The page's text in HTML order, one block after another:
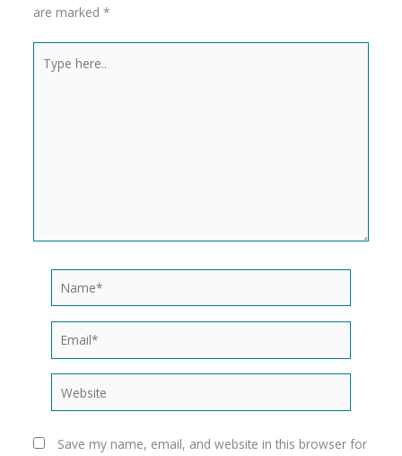
are marked *
here..
Email*
Website
Save my name, email, and website in this browser for